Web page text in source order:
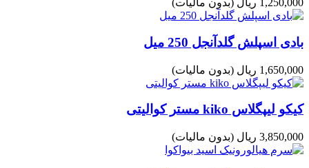
1,250,000 ریال (بدون مالیات)
بادی اسپلش گلدآنجل 250 میل
1,650,000 ریال (بدون مالیات)
کیکو لیپگلاس kiko مستر کوالیتی
3,850,000 ریال (بدون مالیات)